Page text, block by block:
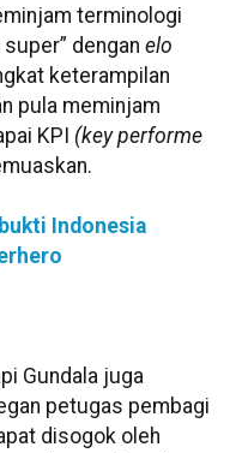
terminologi
dengan elo
keterampilan
pula meminjam
KPI (key performe
Indonesia
Gundala juga
petugas pembagi
disogok oleh